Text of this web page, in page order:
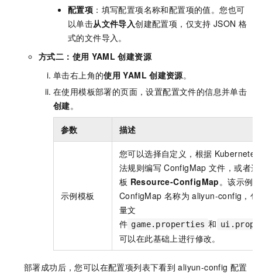
配置项 ：填写配置项名称和配置项的值。您也可
以单击从文件导入创建配置项，仅支持 JSON 格
式的文件导入。
方式二：使用 YAML 创建资源
单击右上角的使用 YAML 创建资源。
在使用模板部署的页面，设置配置文件的信息并单击
创建。
参数 描述
示例模板
您可以选择自定义，根据 Kubernetes
法规则编写 ConfigMap 文件，或者选
板 Resource-ConfigMap。该示例
ConfigMap 名称为 aliyun-config，包
量文
件 game.properties 和
可以在此基础上进行修改。
部署成功后，您可以在配置项列表下看到 aliyun-config 配置